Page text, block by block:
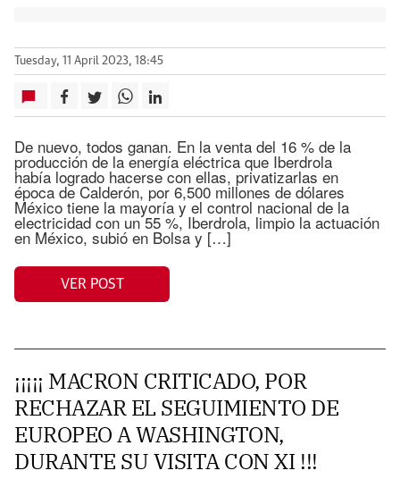
Tuesday, 11 April 2023, 18:45
De nuevo, todos ganan. En la venta del 16 % de la
producción de la energía eléctrica que Iberdrola
había logrado hacerse con ellas, privatizarlas en
época de Calderón, por 6,500 millones de dólares
México tiene la mayoría y el control nacional de la
electricidad con un 55 %, Iberdrola, limpio la actuación
en México, subió en Bolsa y […]
VER POST
¡¡¡¡¡ MACRON CRITICADO, POR
RECHAZAR EL SEGUIMIENTO DE
EUROPEO A WASHINGTON,
DURANTE SU VISITA CON XI !!!